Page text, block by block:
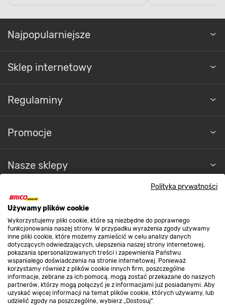
Polityka prywatności
Używamy plików cookie
Wykorzystujemy pliki cookie, które są niezbędne do poprawnego
funkcjonowania naszej strony. W przypadku wyrażenia zgody używamy
inne pliki cookie, które możemy zamieścić w celu analizy danych
dotyczących odwiedzających, ulepszenia naszej strony internetowej,
pokazania spersonalizowanych treści i zapewnienia Państwu
wspaniałego doświadczenia na stronie internetowej. Ponieważ
korzystamy również z plików cookie innych firm, poszczególne
informacje, zebrane za ich pomocą, mogą zostać przekazane do naszych
partnerów, którzy mogą połączyć je z informacjami już posiadanymi. Aby
uzyskać więcej informacji na temat plików cookie, których używamy, lub
udzielić zgody na poszczególne, wybierz „Dostosuj”.
Najpopularniejsze
Sklep internetowy
Regulaminy
Promocje
Nasze sklepy
O nas
Kontakt do sklepu
Strefa biznesu
Dołącz do nas